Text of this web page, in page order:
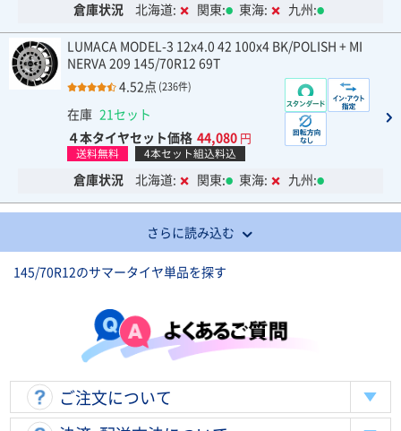
倉庫状況 北海道: 関東: 東海: 九州:
LUMACA MODEL-3 12x4.0 42 100x4 BK/POLISH + MI
NERVA 209 145/70R12 69T
4.52点 (236件)
在庫 21セット
４本タイヤセット価格 44,080 円
送料無料 4本セット組込料込
倉庫状況 北海道: 関東: 東海: 九州:
さらに読み込む
145/70R12のサマータイヤ単品を探す
ご注文について